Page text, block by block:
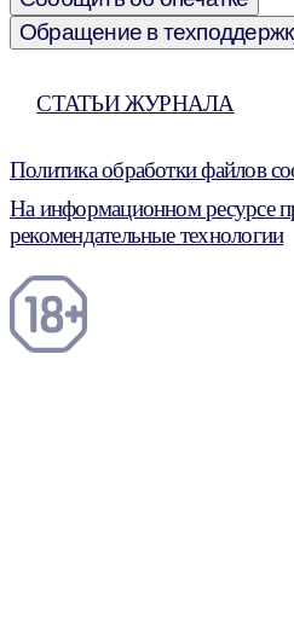
Обращение в
СТАТЬИ ЖУРНАЛА
Политика обработки файлов
На информационном ресурсе
рекомендательные технологии